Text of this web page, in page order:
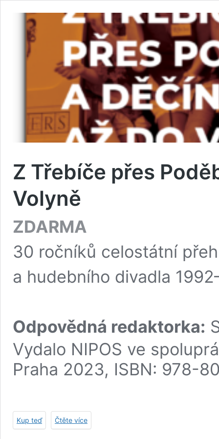
Z Třebíče přes
Volyně
ZDARMA
30 ročníků celostátní
a hudebního divadla
Odpovědná redaktorka:
Vydalo NIPOS ve
Praha 2023, ISBN: 978-
Kup teď Čtěte více